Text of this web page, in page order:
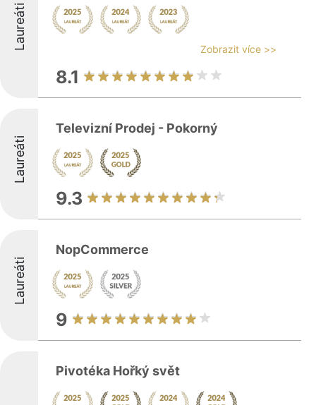
Laureáti Zobrazit více >>
8.1
Laureáti
Televizní Prodej - Pokorný
9.3
Laureáti
NopCommerce
9
Pivotéka Hořký svět